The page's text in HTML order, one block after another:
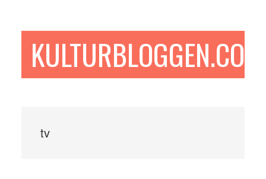
sidofältetKULTURBLOGGEN.COM
tv